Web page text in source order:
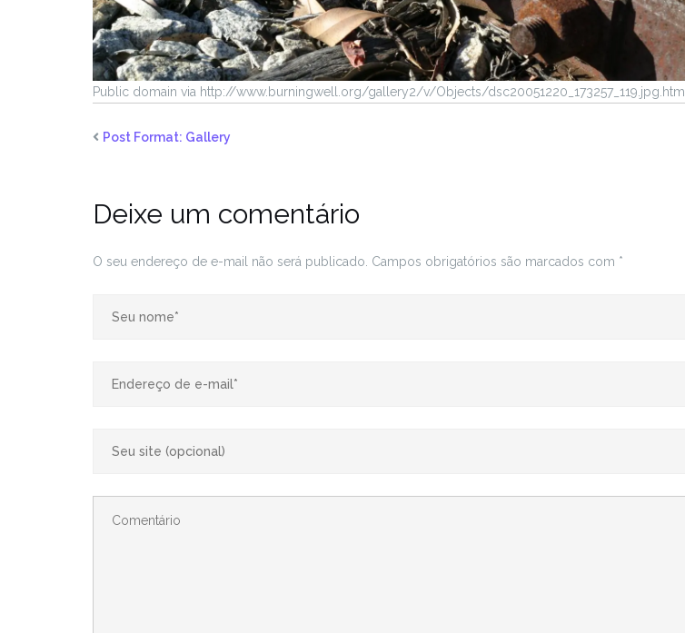
Public domain via http://www.burningwell.org/gallery2/v/Objects/dsc20051220_173257_119.jpg.html
Post Format: Gallery
Deixe um comentário
O seu endereço de e-mail não será publicado. Campos obrigatórios são marcados com *